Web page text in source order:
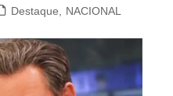
Destaque NACIONAL